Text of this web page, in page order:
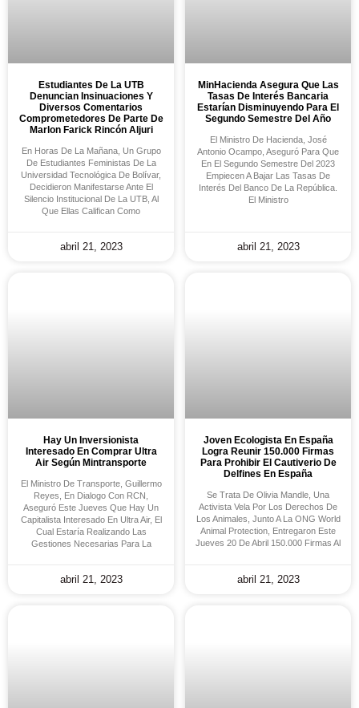
Estudiantes De La UTB
Denuncian Insinuaciones Y
Diversos Comentarios
Comprometedores De Parte De
Marlon Farick Rincón Aljuri
En Horas De La Mañana, Un Grupo
De Estudiantes Feministas De La
Universidad Tecnológica De Bolívar,
Decidieron Manifestarse Ante El
Silencio Institucional De La UTB, Al
Que Ellas Califican Como
abril 21, 2023
MinHacienda Asegura Que Las
Tasas De Interés Bancaria
Estarían Disminuyendo Para El
Segundo Semestre Del Año
El Ministro De Hacienda, José
Antonio Ocampo, Aseguró Para Que
En El Segundo Semestre Del 2023
Empiecen A Bajar Las Tasas De
Interés Del Banco De La República.
El Ministro
abril 21, 2023
Hay Un Inversionista
Interesado En Comprar Ultra
Air Según Mintransporte
El Ministro De Transporte, Guillermo
Reyes, En Dialogo Con RCN,
Aseguró Este Jueves Que Hay Un
Capitalista Interesado En Ultra Air, El
Cual Estaría Realizando Las
Gestiones Necesarias Para La
abril 21, 2023
Joven Ecologista En España
Logra Reunir 150.000 Firmas
Para Prohibir El Cautiverio De
Delfines En España
Se Trata De Olivia Mandle, Una
Activista Vela Por Los Derechos De
Los Animales, Junto A La ONG World
Animal Protection, Entregaron Este
Jueves 20 De Abril 150.000 Firmas Al
abril 21, 2023